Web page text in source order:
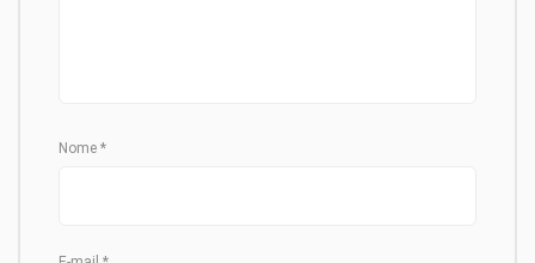
Nome *